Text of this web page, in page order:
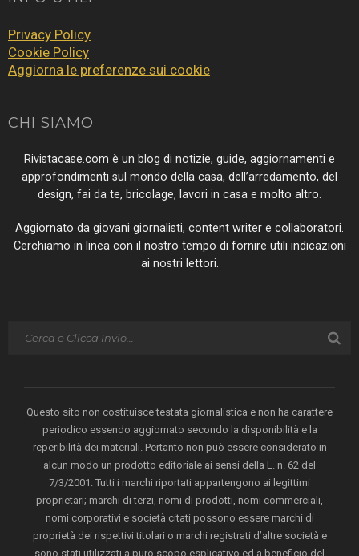
Privacy Policy
Cookie Policy
Aggiorna le preferenze sui cookie
CHI SIAMO
Rivistacase.com è un blog di notizie, guide, aggiornamenti e
approfondimenti sul mondo della casa, dell’arredamento, del
design, fai da te, bricolage, lavori in casa e molto altro.
Aggiornato da giovani giornalisti, content writer e collaboratori.
Cerchiamo in linea con il nostro tempo di fornire utili indicazioni
ai nostri lettori.
Questo sito non costituisce testata giornalistica e non ha carattere
periodico essendo aggiornato secondo la disponibilità e la
reperibilità dei materiali. Pertanto non può essere considerato in
alcun modo un prodotto editoriale ai sensi della L. n. 62 del
7/3/2001. Tutti i marchi riportati appartengono ai legittimi
proprietari; marchi di terzi, nomi di prodotti, nomi commerciali,
nomi corporativi e società citati possono essere marchi di
proprietà dei rispettivi titolari o marchi registrati d’altre società e
sono stati utilizzati a puro scopo esplicativo ed a beneficio del